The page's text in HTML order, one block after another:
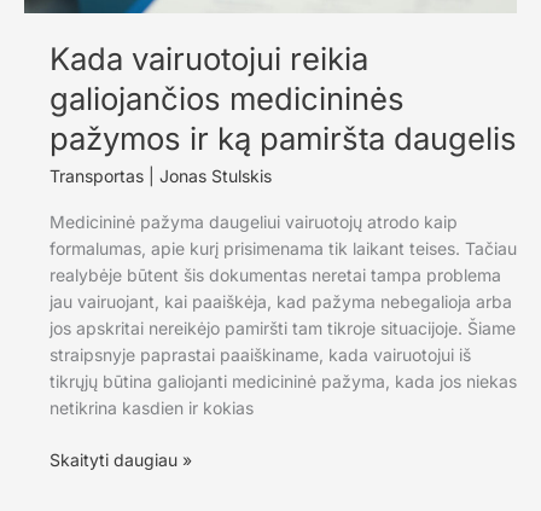
Kada vairuotojui reikia
galiojančios medicininės
pažymos ir ką pamiršta daugelis
Transportas Jonas Stulskis
Medicininė pažyma daugeliui vairuotojų atrodo kaip
formalumas, apie kurį prisimenama tik laikant teises. Tačiau
realybėje būtent šis dokumentas neretai tampa problema
jau vairuojant, kai paaiškėja, kad pažyma nebegalioja arba
jos apskritai nereikėjo pamiršti tam tikroje situacijoje. Šiame
straipsnyje paprastai paaiškiname, kada vairuotojui iš
tikrųjų būtina galiojanti medicininė pažyma, kada jos niekas
netikrina kasdien ir kokias
Kada
Skaityti daugiau »